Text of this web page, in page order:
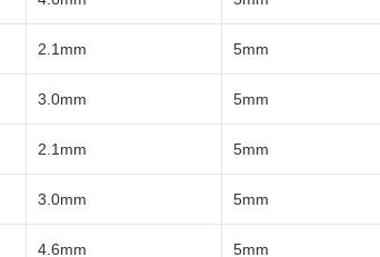
2.1mm 5mm
3.0mm 5mm
2.1mm 5mm
3.0mm 5mm
4.6mm 5mm